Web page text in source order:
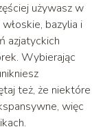
używasz w
bazylia i
azjatyckich
Wybierając
też, że niektóre
więc